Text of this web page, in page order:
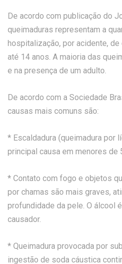
De acordo com publicação do
queimaduras representam a
hospitalização, por acidente,
até 14 anos. A maioria das
e na presença de um adulto.
De acordo com a Sociedade
causas mais comuns são:
* Escaldadura (queimadura por
principal causa em menores de
* Contato com fogo e objetos
por chamas são mais graves,
profundidade da pele. O álcool
causador.
* Queimadura provocada por
ingestão de soda cáustica